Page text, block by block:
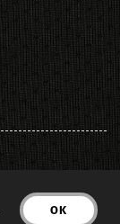
OK